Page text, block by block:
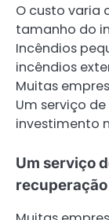
O custo varia
tamanho do
Incêndios
incêndios
Muitas
Um serviço
investimento
Um serviço